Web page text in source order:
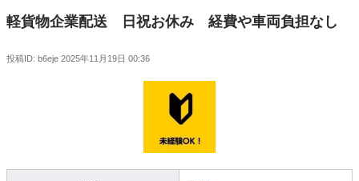
軽貨物企業配送 日祝お休み 経費や車両負担なし
投稿ID: b6eje 2025年11月19日 00:36